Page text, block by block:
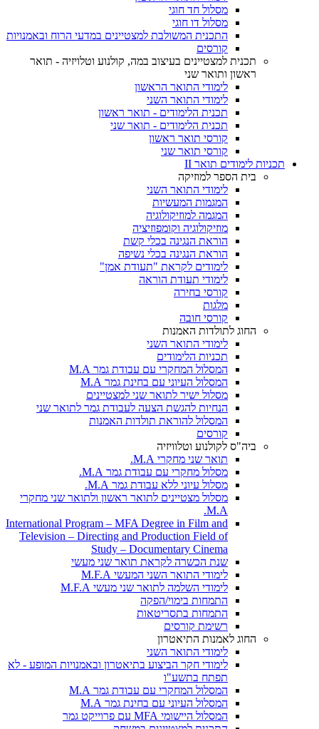
מסלול חד חוגי
מסלול דו חוגי
התכנית המשולבת למצטיינים במדעי הרוח ובאמנויות
קורסים
תכנית למצטיינים בעיצוב במה, קולנוע וטלויזיה - תואר
ראשון ותואר שני
לימודי התואר הראשון
לימודי התואר השני
תכנית הלימודים - תואר ראשון
תכנית הלימודים - תואר שני
קורסי תואר ראשון
קורסי תואר שני
תכניות לימודים תואר II
בית הספר למוזיקה
לימודי התואר השני
המגמות המעשיות
המגמה למוזיקולוגיה
מוזיקולוגיה וקומפוזיציה
הוראת הנגינה בכלי קשת
הוראת הנגינה בכלי נשיפה
לימודים לקראת "תעודת אמן"
לימודי תעודת הוראה
קורסי בחירה
מלגות
קורסי חובה
החוג לתולדות האמנות
לימודי התואר השני
תכניות הלימודים
המסלול המחקרי עם עבודת גמר M.A
המסלול העיוני עם בחינת גמר M.A
מסלול ישיר לתואר שני למצטיינים
הנחיות להגשת הצעה לעבודת גמר לתואר שני
המסלול להוראת תולדות האמנות
קורסים
ביה"ס לקולנוע וטלוויזיה
תואר שני מחקרי M.A.
מסלול מחקרי עם עבודת גמר M.A.
מסלול עיוני ללא עבודת גמר M.A.
מסלול מצטיינים לתואר ראשון ולתואר שני מחקרי
M.A.
International Program – MFA Degree in Film and
Television – Directing and Production Field of
Study – Documentary Cinema
שנת הכשרה לקראת תואר שני מעשי
לימודי התואר השני המעשי M.F.A
לימודי השלמה לתואר שני מעשי M.F.A
התמחות בימוי/הפקה
התמחות בתסריטאות
רשימת קורסים
החוג לאמנות התיאטרון
לימודי התואר השני
לימודי חקר הביצוע בתיאטרון ובאמנויות המופע - לא
תפתח בתשע"ו
המסלול המחקרי עם עבודת גמר M.A
המסלול העיוני עם בחינת גמר M.A
המסלול היישומי MFA עם פרוייקט גמר